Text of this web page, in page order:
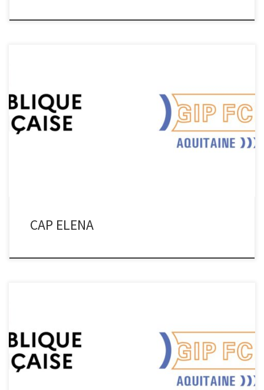
CAP ELENA CAP ELENA Projet d’envergure régionale porté par
l’Université de Bordeaux, CAP ELENA a pour objectif de dynamiser
l’offre de formation de la filière de l’électronique en Nouvelle-
Aquitaine, via : Un processus d’amélioration de l’attractivité des
métiers de l’électronique, La mise en place de nouvelles actions
CAP ELENA
PROFAN PROFAN Le projet, conçu et piloté par la Mission Monteil
(mission interministérielle sur le numérique éducatif), vise à la
constitution d’un vivier de formateurs d’enseignants des lycées
professionnels. Ils sont susceptibles d’assurer la démultiplication
de la formation aux nouvelles pratiques du numérique éducatif sur